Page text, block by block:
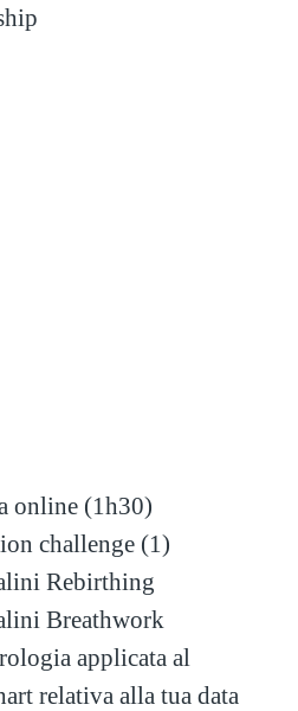
online (1h30)
challenge (1)
Rebirthing
Breathwork
applicata al
relativa alla tua data